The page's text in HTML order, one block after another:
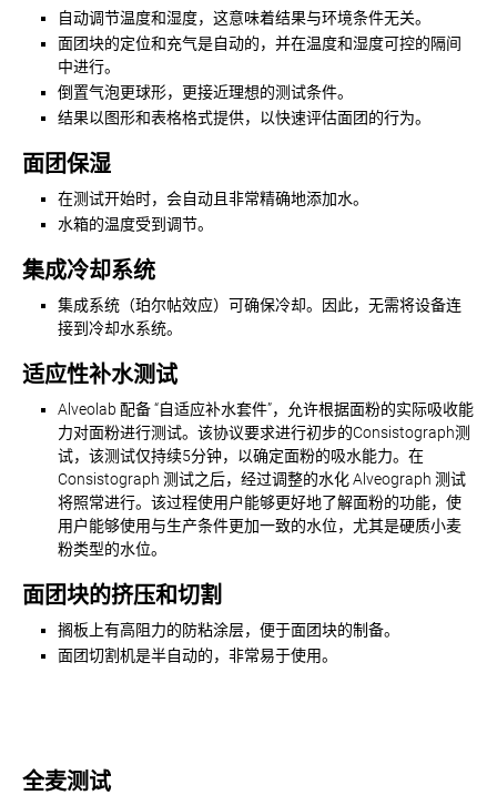
自动调节温度和湿度，这意味着结果与环境条件无关。
面团块的定位和充气是自动的，并在温度和湿度可控的隔间
中进行。
倒置气泡更球形，更接近理想的测试条件。
结果以图形和表格格式提供，以快速评估面团的行为。
面团保湿
在测试开始时，会自动且非常精确地添加水。
水箱的温度受到调节。
集成冷却系统
集成系统（珀尔帖效应）可确保冷却。因此，无需将设备连
接到冷却水系统。
适应性补水测试
Alveolab 配备 “自适应补水套件”，允许根据面粉的实际吸收能
力对面粉进行测试。该协议要求进行初步的Consistograph测
试，该测试仅持续5分钟，以确定面粉的吸水能力。在
Consistograph 测试之后，经过调整的水化 Alveograph 测试
将照常进行。该过程使用户能够更好地了解面粉的功能，使
用户能够使用与生产条件更加一致的水位，尤其是硬质小麦
粉类型的水位。
面团块的挤压和切割
搁板上有高阻力的防粘涂层，便于面团块的制备。
面团切割机是半自动的，非常易于使用。
全麦测试